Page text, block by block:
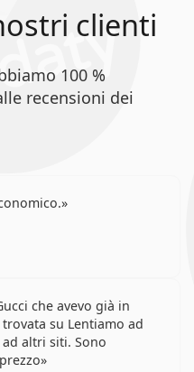
clienti
100 %
recensioni dei
che avevo già in
su Lentiamo ad
altri siti. Sono